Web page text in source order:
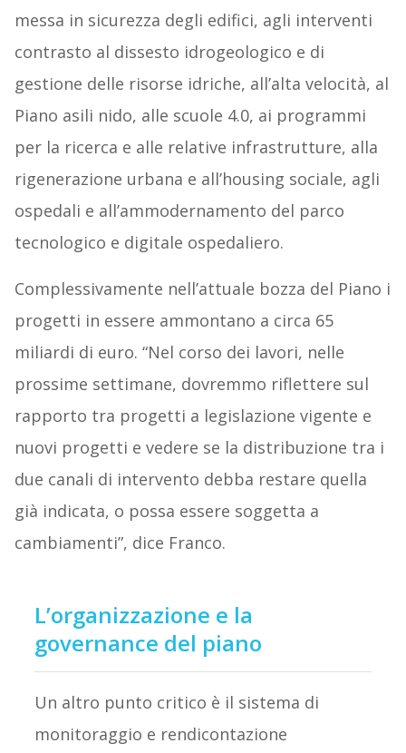
messa in sicurezza degli edifici, agli interventi
contrasto al dissesto idrogeologico e di
gestione delle risorse idriche, all’alta velocità, al
Piano asili nido, alle scuole 4.0, ai programmi
per la ricerca e alle relative infrastrutture, alla
rigenerazione urbana e all’housing sociale, agli
ospedali e all’ammodernamento del parco
tecnologico e digitale ospedaliero.
Complessivamente nell’attuale bozza del Piano i
progetti in essere ammontano a circa 65
miliardi di euro. “Nel corso dei lavori, nelle
prossime settimane, dovremmo riflettere sul
rapporto tra progetti a legislazione vigente e
nuovi progetti e vedere se la distribuzione tra i
due canali di intervento debba restare quella
già indicata, o possa essere soggetta a
cambiamenti”, dice Franco.
L’organizzazione e la
governance del piano
Un altro punto critico è il sistema di
monitoraggio e rendicontazione